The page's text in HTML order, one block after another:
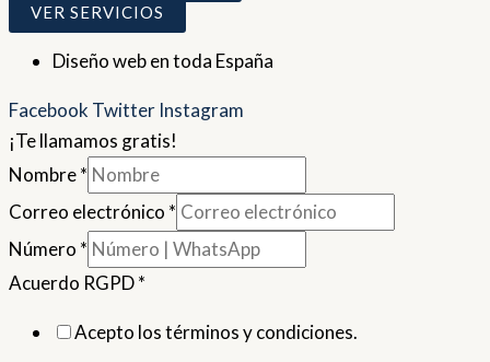
VER SERVICIOS
Diseño web en toda España
Facebook Twitter Instagram
¡Te llamamos gratis!
Nombre*
Correo electrónico *
Número *
Acuerdo RGPD*
Acepto los términos y condiciones.